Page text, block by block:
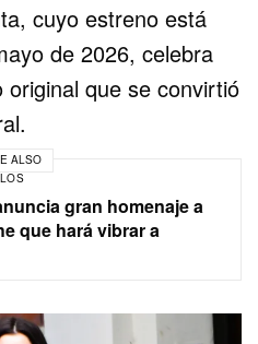
cuyo estreno está
de 2026, celebra
que se convirtió
ALSO
gran homenaje a
que hará vibrar a